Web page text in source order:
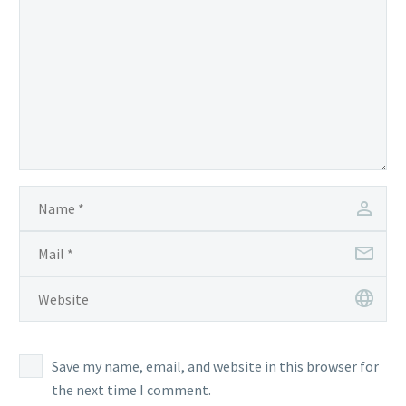
Save my name, email, and website in this browser for
the next time I comment.